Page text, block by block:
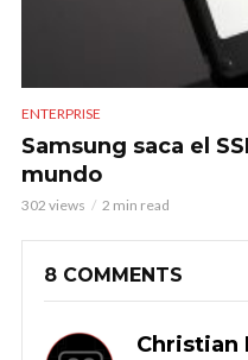
ENTERPRISE
Samsung saca el
mundo
302 views 2 min read
8 COMMENTS
Christian